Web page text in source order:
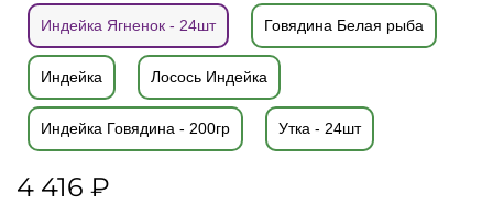
Индейка Ягненок - 24шт Говядина Белая рыба
Индейка Лосось Индейка
Индейка Говядина - 200гр Утка - 24шт
4 416 ₽